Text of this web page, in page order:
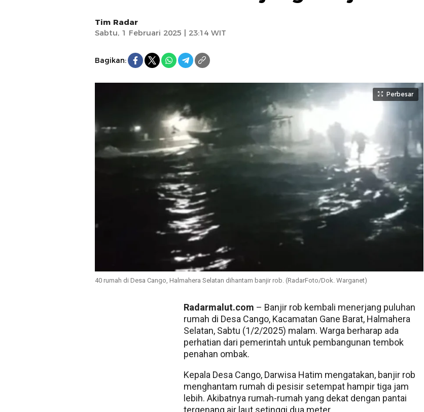
Tim Radar
Sabtu, 1 Februari 2025 | 23:14 WIT
Bagikan:
Perbesar
40 rumah di Desa Cango, Halmahera Selatan dihantam banjir rob. (RadarFoto/Dok. Warganet)
Radarmalut.com – Banjir rob kembali menerjang puluhan
rumah di Desa Cango, Kacamatan Gane Barat, Halmahera
Selatan, Sabtu (1/2/2025) malam. Warga berharap ada
perhatian dari pemerintah untuk pembangunan tembok
penahan ombak.
Kepala Desa Cango, Darwisa Hatim mengatakan, banjir rob
menghantam rumah di pesisir setempat hampir tiga jam
lebih. Akibatnya rumah-rumah yang dekat dengan pantai
tergenang air laut setinggi dua meter